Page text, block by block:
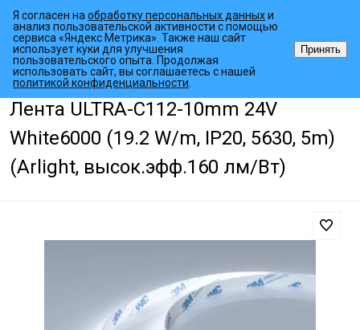
Главная страница • Каталог товаров • Светодиодные ленты
Лента ULTRA-C112-10mm 24V
White6000 (19.2 W/m, IP20, 5630, 5m)
(Arlight, высок.эфф.160 лм/Вт)
Я согласен наобработку персональных данныхи
анализ пользовательской активности с помощью
сервиса «Яндекс Метрика». Также наш сайт
использует куки для улучшения
пользовательского опыта. Продолжая
использовать сайт, вы соглашаетесь с нашей
политикой конфиденциальности
Принять